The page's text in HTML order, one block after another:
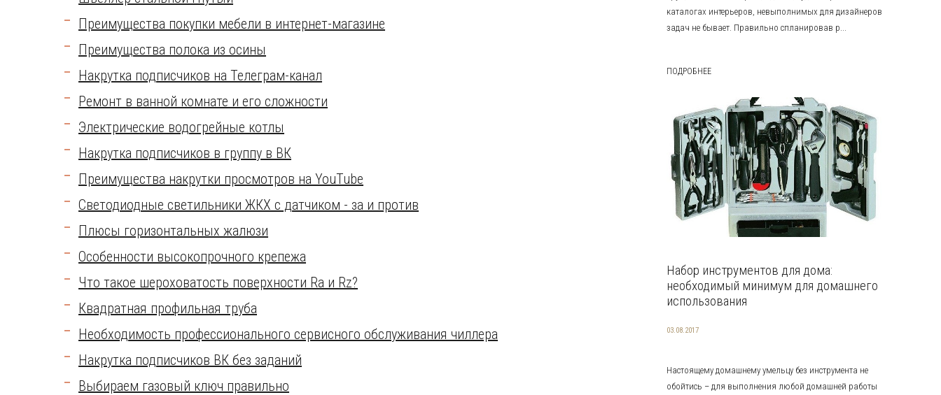
Преимущества покупки мебели в интернет-магазине
Преимущества полока из осины
Накрутка подписчиков на Телеграм-канал
Ремонт в ванной комнате и его сложности
Электрические водогрейные котлы
Накрутка подписчиков в группу в ВК
Преимущества накрутки просмотров на YouTube
Светодиодные светильники ЖКХ с датчиком - за и против
Плюсы горизонтальных жалюзи
Особенности высокопрочного крепежа
Что такое шероховатость поверхности Ra и Rz?
Квадратная профильная труба
Необходимость профессионального сервисного обслуживания чиллера
Накрутка подписчиков ВК без заданий
Выбираем газовый ключ правильно
каталогах интерьеров, невыполнимых для дизайнеров
задач не бывает. Правильно спланировав р...
ПОДРОБНЕЕ
Набор инструментов для дома:
необходимый минимум для домашнего
использования
03.08.2017
Настоящему домашнему умельцу без инструмента не
обойтись – для выполнения любой домашней работы